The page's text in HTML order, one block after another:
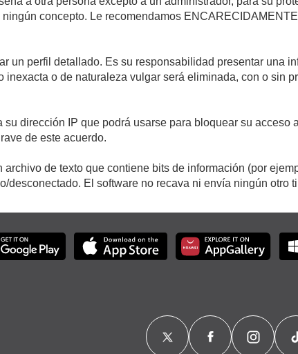
concepto. Le recomendamos
un perfil detallado. Es su responsabilidad presentar una
o de naturaleza vulgar será eliminada, con o sin
dirección IP que podrá usarse para bloquear su acceso
de este acuerdo.
de texto que contiene bits de información (por
desconectado. El software no recava ni envía ningún otro